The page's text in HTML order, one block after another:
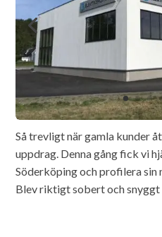
Så trevligt när gamla kunder
uppdrag. Denna gång fick vi
Söderköping och profilera sin
Blev riktigt sobert och snyggt